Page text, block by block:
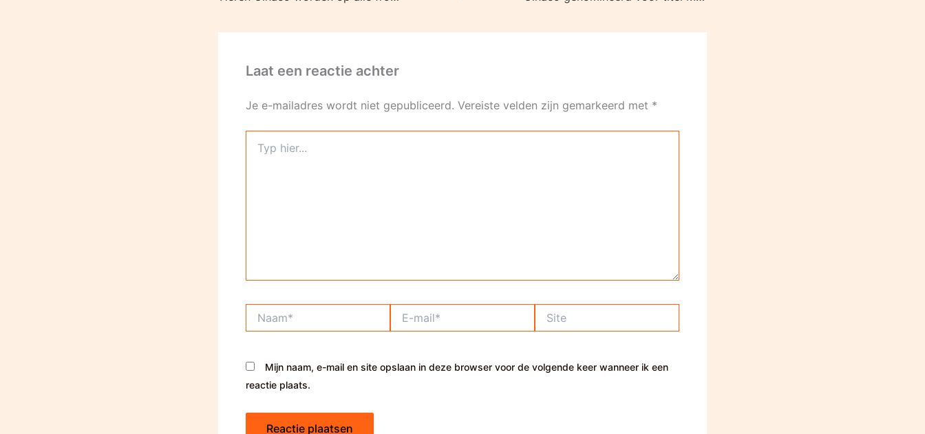
Laat een reactie achter
Je e-mailadres wordt niet gepubliceerd. Vereiste velden zijn gemarkeerd met *
hier...
mail*
Mijn naam, e-mail en site opslaan in deze browser voor de volgende keer wanneer ik een
reactie plaats.